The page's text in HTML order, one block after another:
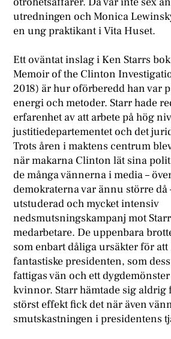
utredningen och Monica
en ung praktikant i Vita Huset.
Ett oväntat inslag i Ken Starrs bok
Memoir of the Clinton
2018) är hur oförberedd han var
energi och metoder. Starr hade
erfarenhet av att arbete på hög
justitiedepartementet och det
Trots åren i maktens centrum
när makarna Clinton lät sina
de många vännerna i media –
demokraterna var ännu större då
utstuderad och mycket intensiv
nedsmutsningskampanj mot
medarbetare. De uppenbara
som enbart dåliga ursäkter för att
fantastiske presidenten, som
fattigas vän och ett
kvinnor. Starr hämtade sig aldrig
störst effekt fick det när även
smutskastningen i presidentens